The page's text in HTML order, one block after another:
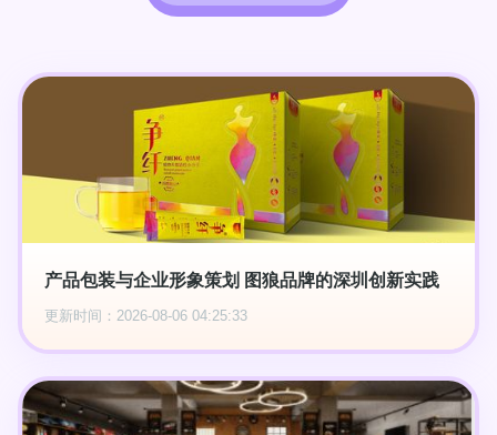
产品包装与企业形象策划 图狼品牌的深圳创新实践
更新时间：2026-08-06 04:25:33